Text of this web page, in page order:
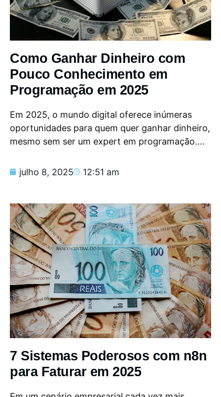
Como Ganhar Dinheiro com
Pouco Conhecimento em
Programação em 2025
Em 2025, o mundo digital oferece inúmeras
oportunidades para quem quer ganhar dinheiro,
mesmo sem ser um expert em programação....
julho 8, 2025 12:51 am
7 Sistemas Poderosos com n8n
para Faturar em 2025